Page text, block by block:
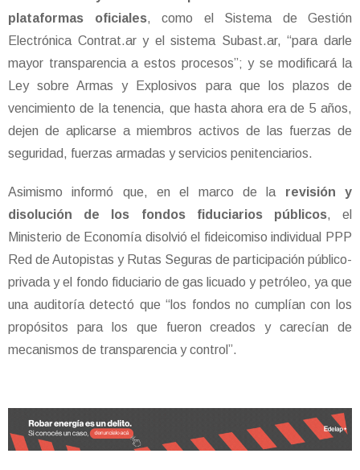
plataformas oficiales, como el Sistema de Gestión
Electrónica Contrat.ar y el sistema Subast.ar, “para darle
mayor transparencia a estos procesos”; y se modificará la
Ley sobre Armas y Explosivos para que los plazos de
vencimiento de la tenencia, que hasta ahora era de 5 años,
dejen de aplicarse a miembros activos de las fuerzas de
seguridad, fuerzas armadas y servicios penitenciarios.
Asimismo informó que, en el marco de la revisión y
disolución de los fondos fiduciarios públicos, el
Ministerio de Economía disolvió el fideicomiso individual PPP
Red de Autopistas y Rutas Seguras de participación público-
privada y el fondo fiduciario de gas licuado y petróleo, ya que
una auditoría detectó que “los fondos no cumplían con los
propósitos para los que fueron creados y carecían de
mecanismos de transparencia y control”.